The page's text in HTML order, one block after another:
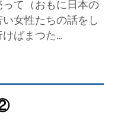
て（おもに日本の
女性たちの話をし
ばまつた…